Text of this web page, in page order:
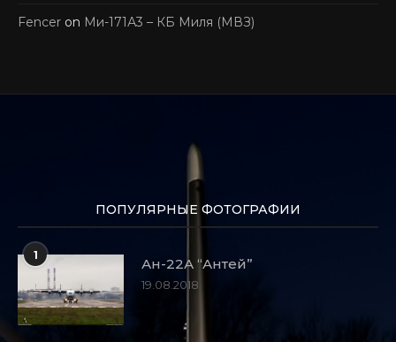
Fencer on Ми-171А3 – КБ Миля (МВЗ)
ПОПУЛЯРНЫЕ ФОТОГРАФИИ
1
Ан-22А “Антей”
19.08.2018